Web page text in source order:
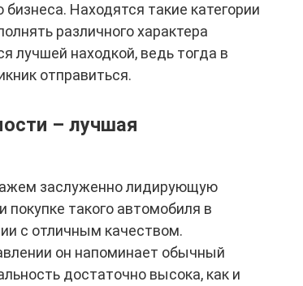
Находятся такие категории
различного характера
лучшей находкой, ведь тогда в
отправиться.
– лучшая
заслуженно лидирующую
такого автомобиля в
с отличным качеством.
он напоминает обычный
достаточно высока, как и